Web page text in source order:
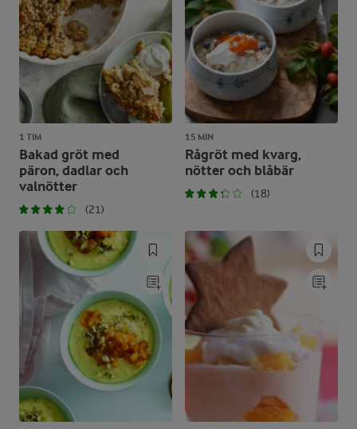
1 TIM
Bakad gröt med
päron, dadlar och
valnötter
(21)
15 MIN
Rågröt med kvarg,
nötter och blåbär
(18)